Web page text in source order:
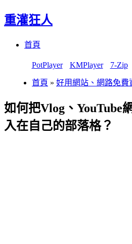
重灌狂人
首頁
PotPlayer KMPlayer 7-Zip
首頁 » 好用網站、網路免費
如何把Vlog、YouTube
入在自己的部落格？